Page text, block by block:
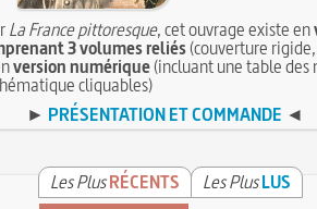
La France pittoresque, cet ouvrage existe en
3 volumes reliés(couverture
version numérique(incluant une table des
cliquables)
► PRÉSENTATION ET COMMANDE ◄
Les PlusRÉCENTS Les PlusLUS